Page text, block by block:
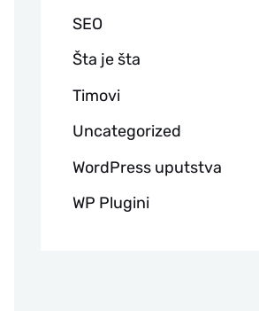
SEO
Šta je šta
Timovi
Uncategorized
WordPress uputstva
WP Plugini